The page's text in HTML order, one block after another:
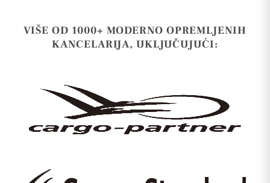
VIŠE OD 1000+ MODERNO OPREMLJENIH
KANCELARIJA, UKLJUČUJUĆI: